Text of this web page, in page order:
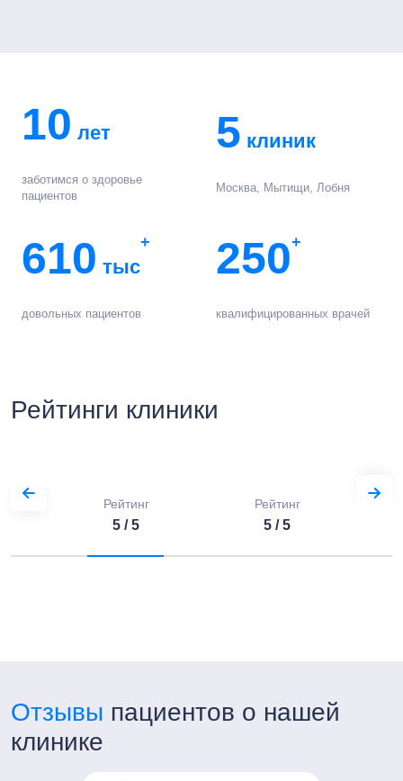
10 лет
заботимся о здоровье
пациентов
5 клиник
Москва, Мытищи, Лобня
610 тыс
+
довольных пациентов
250+
квалифицированных врачей
Рейтинги клиники
Рейтинг
5 / 5
Рейтинг
5 / 5
Отзывы пациентов о нашей
клинике